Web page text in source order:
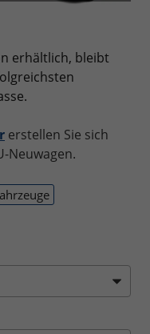
erhältlich, bleibt
erstellen Sie sich
Neuwagen.